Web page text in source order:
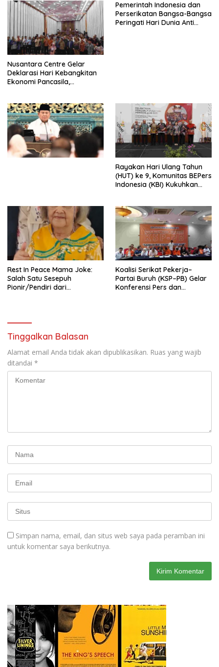
Nusantara Centre Gelar
Deklarasi Hari Kebangkitan
Ekonomi Pancasila,
Penjajahan (Pergolakan
Ekonomi Politik Indonesia) &
Simposium Nasional “Urgensi
Undang-Undang
Perekonomian Nasional dan
Kesejahteraan Sosial dalam
Pemerintah Indonesia dan
Perserikatan Bangsa-Bangsa
Peringati Hari Dunia Anti
Rayakan Hari Ulang Tahun
(HUT) ke 9, Komunitas BEPers
Indonesia (KBI) Kukuhkan
Tema: “Penguatan dan
Pengembangan Organisasi
KBI yang Berbasis Riset di
seluruh Indonesia dan
Mancanegara”.
Rest In Peace Mama Joke:
Salah Satu Sesepuh
Pionir/Pendiri dari
Kasih Allah.
Koalisi Serikat Pekerja–
Partai Buruh (KSP–PB) Gelar
Konferensi Pers dan
Tinggalkan Balasan
Alamat email Anda tidak akan dipublikasikan. Ruas yang wajib
ditandai *
Simpan nama, email, dan situs web saya pada peramban ini
untuk komentar saya berikutnya.